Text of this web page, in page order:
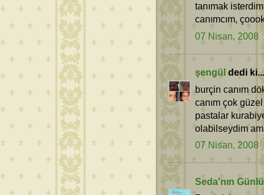
tanımak
canımcım,
07 Nisan, 2008
şengül dedi ki...
burçin canım
canım çok
pastalar
olabilseydim
07 Nisan, 2008
Seda'nın